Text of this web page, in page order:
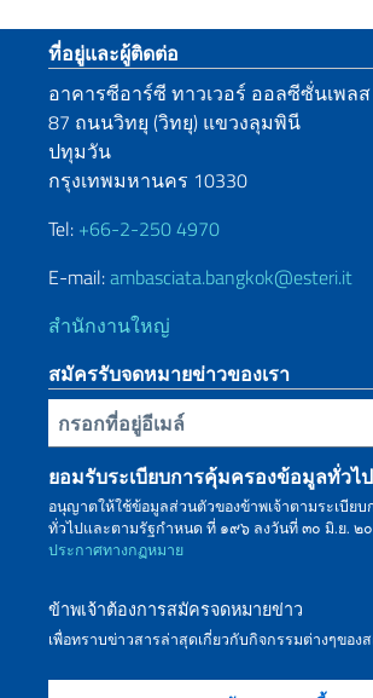
Sezione footer
ที่อยู่และผู้ติดต่อ
อาคารซีอาร์ซี ทาวเวอร์ ออลซีซั่นเพลส
87 ถนนวิทยุ (วิทยุ) แขวงลุมพินี
ปทุมวัน
กรุงเทพมหานคร 10330
Tel: +66-2-250 4970
E-mail:ambasciata.bangkok@esteri.it
สำนักงานใหญ่
สมัครรับจดหมายข่าวของเรา
Inserisci la tua email
ยอมรับระเบียบการคุ้มครองข้อมูลทั่วไป
อนุญาตให้ใช้ข้อมูลส่วนตัวของข้าพเจ้าตามระเบีย
ทั่วไปและตามรัฐกำหนด ที่ ๑๙๖ ลงวันที่ ๓๐ มิ.ย. ๒
ประกาศทางกฏหมาย
ข้าพเจ้าต้องการสมัครจดหมายข่าว
เพื่อทราบข่าวสารล่าสุดเกี่ยวกับกิจกรรมต่างๆของ